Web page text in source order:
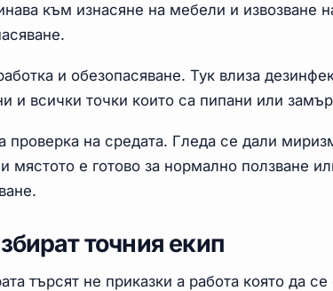
към изнасяне на мебели и извозване
и обезопасяване. Тук влиза
и всички точки които са пипани или
проверка на средата. Гледа се дали
мястото е готово за нормално ползване
точния екип
търсят не приказки а работа която да